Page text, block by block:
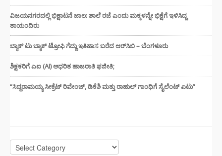
ವಿಜಯನಗರದಲ್ಲಿ ಭಿಕ್ಷಾಟನೆ ಜಾಲ: ಶಾಲೆ ರಜೆ ಎಂದು ಮಕ್ಕಳನ್ನೇ ಭಿಕ್ಷೆಗೆ ಇಳಿಸಿದ್ದ
ತಾಯಂದಿರು
ಬ್ಯಾಕ್ ಟು ಬ್ಯಾಕ್ ಟ್ರೋಫಿ ಗೆದ್ದು ಇತಿಹಾಸ ಬರೆದ ಆರ್‌ಸಿಬಿ – ಬೆಂಗಳೂರು
ಶಿಕ್ಷಕರಿಗೆ ಎಐ (AI) ಆಧರಿತ ಹಾಜರಾತಿ ಫಜೀತಿ;
“ಸಿದ್ದರಾಮಯ್ಯ ಸೀಕ್ರೆಟ್ ರಿವೇಂಜ್‌, ಡಿಕೆಶಿ ಮತ್ತು ರಾಹುಲ್‌ ಗಾಂಧಿಗೆ ಸೈಲೆಂಟ್ ಏಟು”
Categories